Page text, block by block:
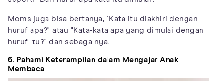
Moms juga bisa bertanya, "Kata itu diakhiri dengan
huruf apa?" atau "Kata-kata apa yang dimulai dengan
huruf itu?" dan sebagainya.
6. Pahami Keterampilan dalam Mengajar Anak
Membaca